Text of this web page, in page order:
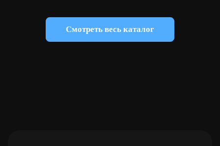
Смотреть весь каталог